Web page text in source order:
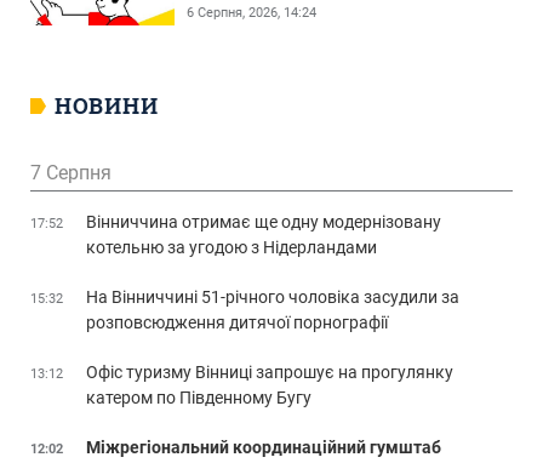
6 Серпня, 2026, 14:24
НОВИНИ
7 Серпня
17:52
Вінниччина отримає ще одну модернізовану
котельню за угодою з Нідерландами
15:32
На Вінниччині 51-річного чоловіка засудили за
розповсюдження дитячої порнографії
13:12
Офіс туризму Вінниці запрошує на прогулянку
катером по Південному Бугу
12:02
Міжрегіональний координаційний гумштаб